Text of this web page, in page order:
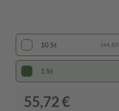
10 St (44,83
1 St
55,72 €